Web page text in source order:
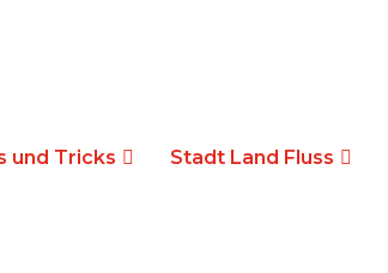
und Tricks Stadt Land Fluss